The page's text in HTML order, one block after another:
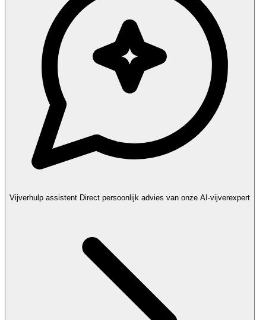
Vijverhulp assistent Direct persoonlijk advies van onze AI-vijverexpert